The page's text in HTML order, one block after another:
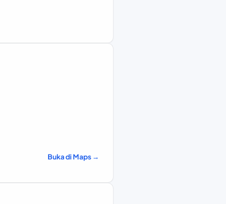
Buka di Maps →